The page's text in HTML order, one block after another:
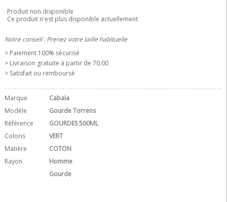
Produit non disponible
Ce produit n'est plus disponible actuellement
Notre conseil : Prenez votre taille habituelle
> Paiement 100% sécurisé
> Livraison gratuite à partir de 70.00 
> Satisfait ou remboursé
Marque
Cabaïa
Modèle
Gourde Torrens
Référence
GOURDES 500ML
Coloris
VERT
Matière
COTON
Rayon
Homme
Gourde